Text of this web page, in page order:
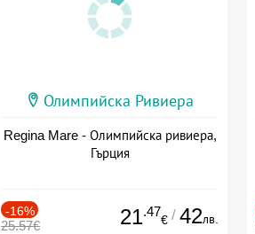
Олимпийска Ривиера
Regina Mare - Олимпийска ривиера,
Гърция
-16%
25.57€ 21.47
€ / 42лв.